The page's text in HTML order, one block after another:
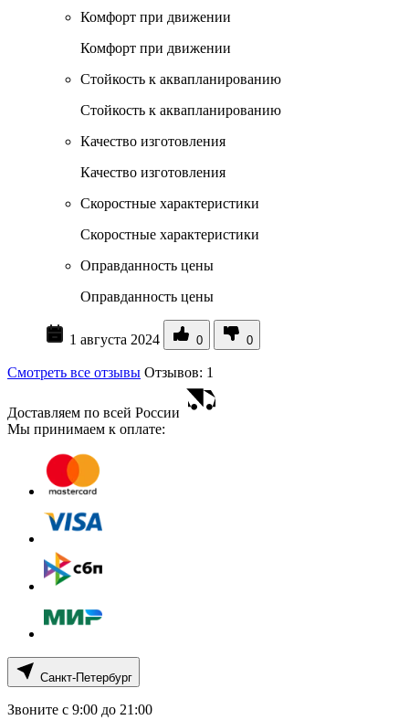
Комфорт при движении
Комфорт при движении
Стойкость к аквапланированию
Стойкость к аквапланированию
Качество изготовления
Качество изготовления
Скоростные характеристики
Скоростные характеристики
Оправданность цены
Оправданность цены
1 августа 2024 0 0
Смотреть все отзывы Отзывов: 1
Доставляем по всей России
Мы принимаем к оплате:
Санкт-Петербург
Звоните с 9:00 до 21:00